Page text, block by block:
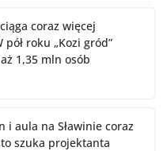
coraz więcej
roku „Kozi gród”
1,35 mln osób
i aula na Sławinie coraz
szuka projektanta